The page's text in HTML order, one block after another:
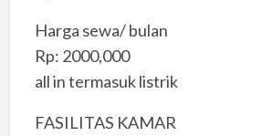
Harga sewa/ bulan
Rp: 2000,000
all in termasuk listrik
FASILITAS KAMAR